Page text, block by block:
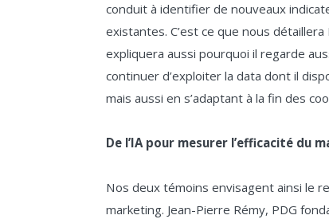
conduit à identifier de nouveaux
existantes. C’est ce que nous
expliquera aussi pourquoi il regarde
continuer d’exploiter la data dont il
mais aussi en s’adaptant à la fin des
De l’IA pour mesurer l’efficacité du
Nos deux témoins envisagent ainsi le
marketing. Jean-Pierre Rémy, PDG